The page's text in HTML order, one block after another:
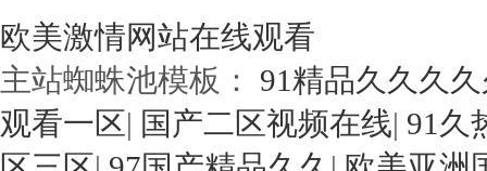
欧美激情网站在线观看
主站蜘蛛池模板： 91精品久久久
观看一区| 国产二区视频在线| 91久